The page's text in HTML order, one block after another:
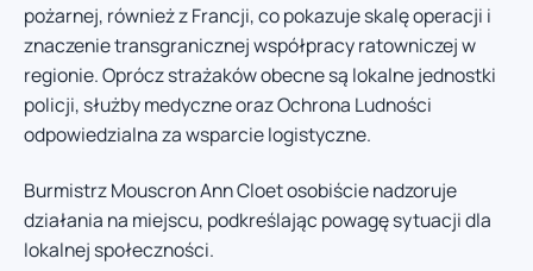
pożarnej, również z Francji, co pokazuje skalę operacji i
znaczenie transgranicznej współpracy ratowniczej w
regionie. Oprócz strażaków obecne są lokalne jednostki
policji, służby medyczne oraz Ochrona Ludności
odpowiedzialna za wsparcie logistyczne.
Burmistrz Mouscron Ann Cloet osobiście nadzoruje
działania na miejscu, podkreślając powagę sytuacji dla
lokalnej społeczności.